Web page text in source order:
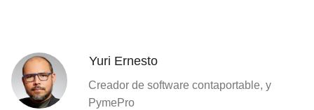
Yuri Ernesto
Creador de software contaportable, y
PymePro